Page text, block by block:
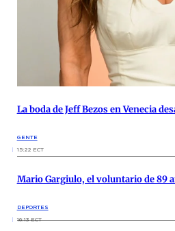
La boda de Jeff Bezos en Venecia
GENTE
15:22 ECT
Mario Gargiulo, el voluntario de 89
DEPORTES
16:13 ECT